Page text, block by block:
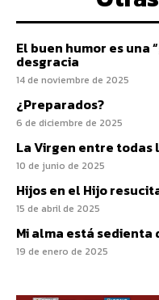
El buen humor es una
desgracia
14 de noviembre de 2025
¿Preparados?
6 de diciembre de 2025
La Virgen entre todas
10 de junio de 2025
Hijos en el Hijo
15 de abril de 2025
Mi alma está sedienta
19 de enero de 2025